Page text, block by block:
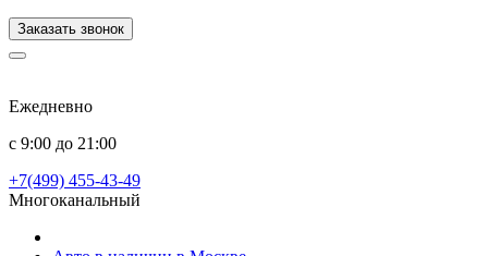
Заказать звонок
Ежедневно
с 9:00 до 21:00
+7(499) 455-43-49
Многоканальный